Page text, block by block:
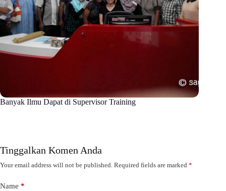
Banyak Ilmu Dapat di Supervisor Training
Tinggalkan Komen Anda
Your email address will not be published. Required fields are marked *
Name *